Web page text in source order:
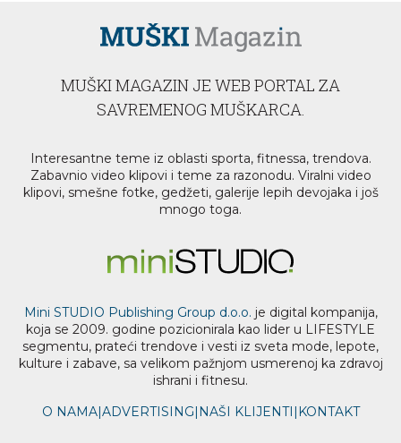
MUŠKI MAGAZIN JE WEB PORTAL ZA
SAVREMENOG MUŠKARCA.
Interesantne teme iz oblasti sporta, fitnessa, trendova.
Zabavnio video klipovi i teme za razonodu. Viralni video
klipovi, smešne fotke, gedžeti, galerije lepih devojaka i još
mnogo toga.
Mini STUDIO Publishing Group d.o.o. je digital kompanija,
koja se 2009. godine pozicionirala kao lider u LIFESTYLE
segmentu, prateći trendove i vesti iz sveta mode, lepote,
kulture i zabave, sa velikom pažnjom usmerenoj ka zdravoj
ishrani i fitnesu.
O NAMA|ADVERTISING| NAŠI KLIJENTI | KONTAKT